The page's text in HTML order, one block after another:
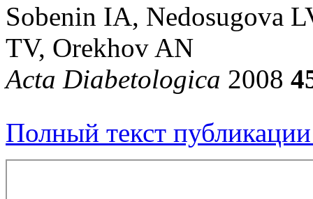
Sobenin IA, Nedosugova
TV, Orekhov AN
Acta Diabetologica 2008
Полный текст